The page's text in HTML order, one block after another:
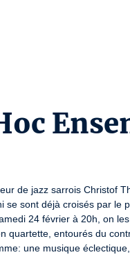
de jazz sarrois Christof
sont déjà croisés par le
24 février à 20h, on
quartette, entourés du
une musique